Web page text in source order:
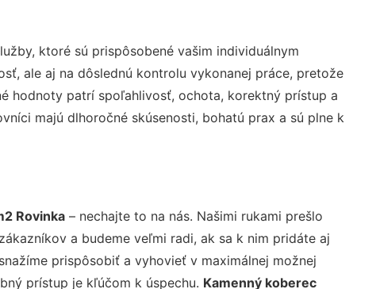
ktoré sú prispôsobené vašim individuálnym
ale aj na dôslednú kontrolu vykonanej práce, pretože
hodnoty patrí spoľahlivosť, ochota, korektný prístup a
majú dlhoročné skúsenosti, bohatú prax a sú plne k
Rovinka– nechajte to na nás. Našimi rukami prešlo
a budeme veľmi radi, ak sa k nim pridáte aj
prispôsobiť a vyhovieť v maximálnej možnej
prístup je kľúčom k úspechu. Kamenný koberec